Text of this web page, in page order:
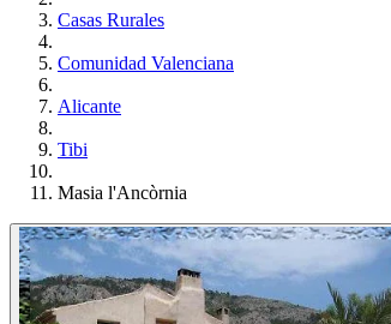
Casas Rurales
Comunidad Valenciana
Alicante
Tibi
Masia l'Ancòrnia